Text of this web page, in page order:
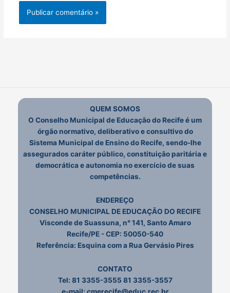
QUEM SOMOS
O Conselho Municipal de Educação do Recife é um
órgão normativo, deliberativo e consultivo do
Sistema Municipal de Ensino do Recife, sendo-lhe
assegurados caráter público, constituição paritária e
democrática e autonomia no exercício de suas
competências.
ENDEREÇO
CONSELHO MUNICIPAL DE EDUCAÇÃO DO RECIFE
Visconde de Suassuna, n° 141, Santo Amaro
Recife/PE - CEP: 50050-540
Referência: Esquina com a Rua Gervásio Pires
CONTATO
Tel: 81 3355-3555 81 3355-3557